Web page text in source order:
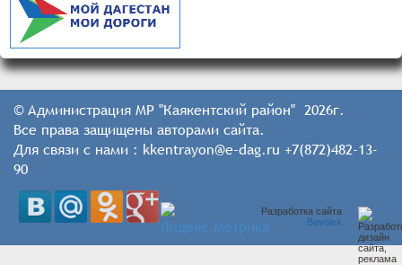
© Администрация МР "Каякентский район" 2026г.
Все права защищены авторами сайта.
Для связи с нами : kkentrayon@e-dag.ru +7(872)482-13-
90
Разработка сайта
Bevolex